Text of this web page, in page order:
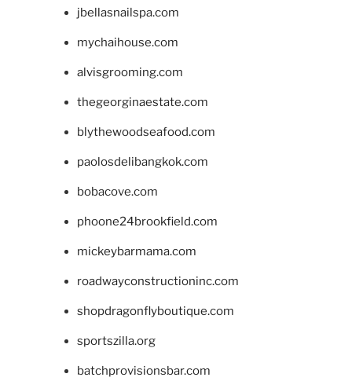
jbellasnailspa.com
mychaihouse.com
alvisgrooming.com
thegeorginaestate.com
blythewoodseafood.com
paolosdelibangkok.com
bobacove.com
phoone24brookfield.com
mickeybarmama.com
roadwayconstructioninc.com
shopdragonflyboutique.com
sportszilla.org
batchprovisionsbar.com